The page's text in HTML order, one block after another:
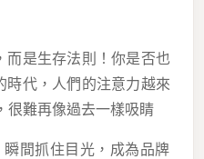
而是生存法則！你是否也
時代，人們的注意力越來
很難再像過去一樣吸睛
瞬間抓住目光，成為品牌